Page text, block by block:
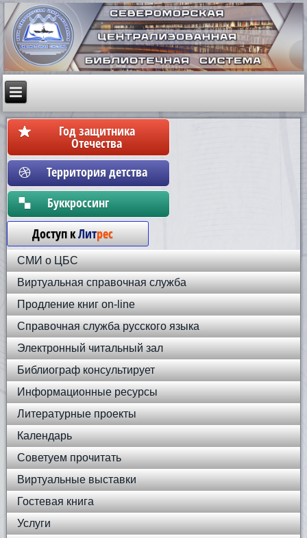
Год защитника
Отечества
Территория детства
Бyккpoccинг
Доступ кЛитрес
СМИ о ЦБС
Виртуальная справочная служба
Продление книг on-line
Справочная служба русского языка
Электронный читальный зал
Библиограф консультирует
Информационные ресурсы
Литературные проекты
Календарь
Советуем прочитать
Виртуальные выставки
Гостевая книга
Услуги